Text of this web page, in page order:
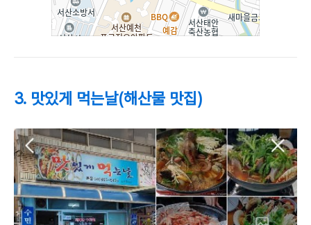
3. 맛있게 먹는날(해산물 맛집)